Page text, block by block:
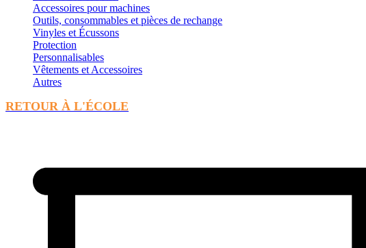
Accessoires pour machines
Outils, consommables et pièces de rechange
Vinyles et Écussons
Protection
Personnalisables
Vêtements et Accessoires
Autres
RETOUR À L'ÉCOLE